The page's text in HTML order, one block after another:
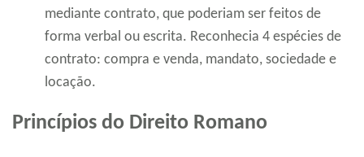
mediante contrato, que poderiam ser feitos de
forma verbal ou escrita. Reconhecia 4 espécies de
contrato: compra e venda, mandato, sociedade e
locação.
Princípios do Direito Romano